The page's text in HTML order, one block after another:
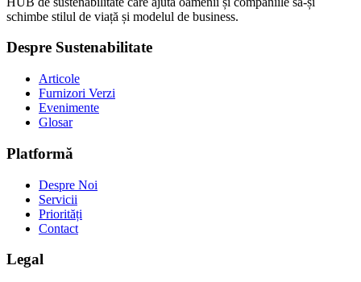
schimbe stilul de viață și modelul de business.
Despre Sustenabilitate
Articole
Furnizori Verzi
Evenimente
Glosar
Platformă
Despre Noi
Servicii
Priorități
Contact
Legal